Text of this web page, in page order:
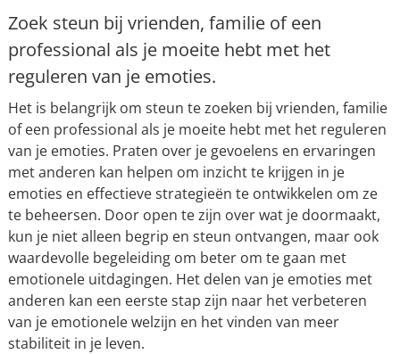
Zoek steun bij vrienden, familie of een
professional als je moeite hebt met het
reguleren van je emoties.
Het is belangrijk om steun te zoeken bij vrienden, familie
of een professional als je moeite hebt met het reguleren
van je emoties. Praten over je gevoelens en ervaringen
met anderen kan helpen om inzicht te krijgen in je
emoties en effectieve strategieën te ontwikkelen om ze
te beheersen. Door open te zijn over wat je doormaakt,
kun je niet alleen begrip en steun ontvangen, maar ook
waardevolle begeleiding om beter om te gaan met
emotionele uitdagingen. Het delen van je emoties met
anderen kan een eerste stap zijn naar het verbeteren
van je emotionele welzijn en het vinden van meer
stabiliteit in je leven.